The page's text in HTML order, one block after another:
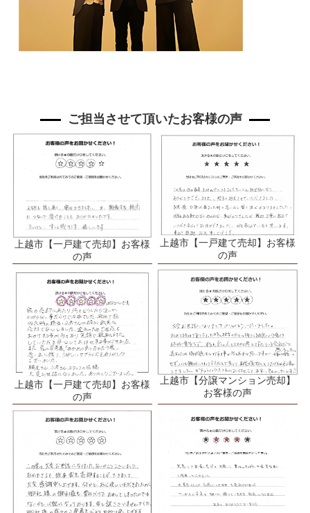
ご担当させて頂いたお客様の声
上越市【一戸建て売却】お客様
の声
上越市【一戸建て売却】お客様
の声
上越市【一戸建て売却】お客様
の声
上越市【分譲マンション売却】
お客様の声